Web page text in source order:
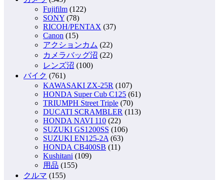
Fujifilm (122)
SONY (78)
RICOH/PENTAX (37)
Canon (15)
アクションカム (22)
カメラバッグ沼 (22)
レンズ沼 (100)
バイク (761)
KAWASAKI ZX-25R (107)
HONDA Super Cub C125 (61)
TRIUMPH Street Triple (70)
DUCATI SCRAMBLER (113)
HONDA NAVI 110 (22)
SUZUKI GS1200SS (106)
SUZUKI EN125-2A (63)
HONDA CB400SB (11)
Kushitani (109)
用品 (155)
クルマ (155)